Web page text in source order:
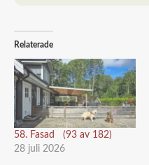
Relaterade
58. Fasad (93 av 182)
28 juli 2026